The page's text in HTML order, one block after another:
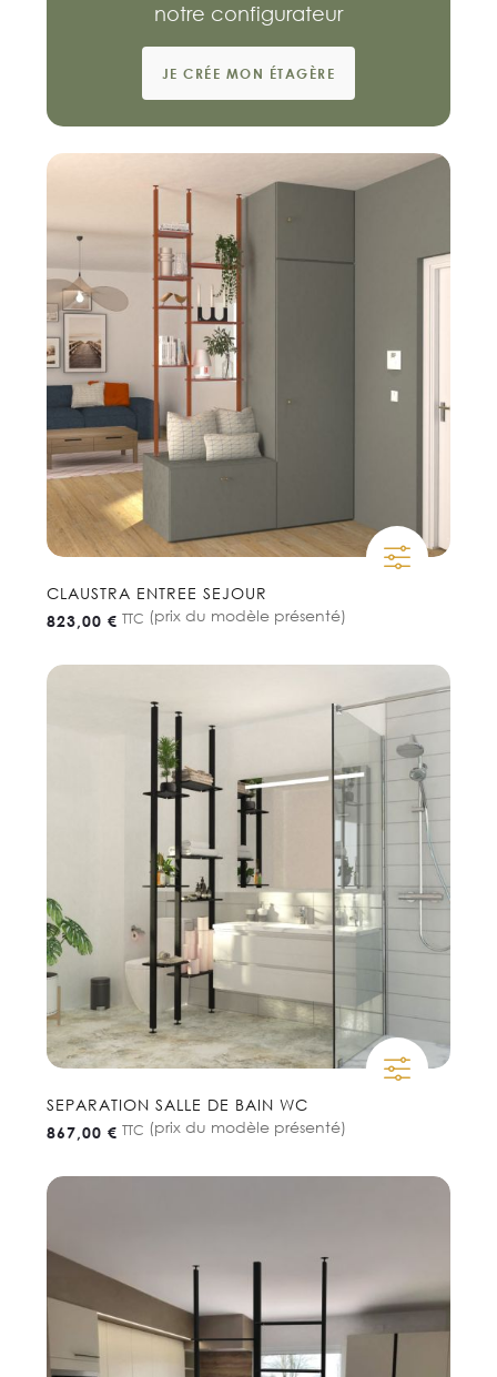
notre configurateur
JE CRÉE MON ÉTAGÈRE
CLAUSTRA ENTREE SEJOUR
823,00 € TTC (prix du modèle présenté)
SEPARATION SALLE DE BAIN WC
867,00 € TTC (prix du modèle présenté)